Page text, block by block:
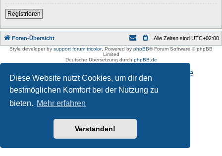
Diese Website nutzt Cookies, um dir den
bestmöglichen Komfort bei der Nutzung zu
bieten. Mehr erfahren
Verstanden!
Registrieren
Foren-Übersicht Alle Zeiten sind UTC+02:00
Style developer by support forum tricolor, Powered by phpBB® Forum Software © phpBB
Limited
Deutsche Übersetzung durch phpBB.de
Impressum und Datenschutzhinweise